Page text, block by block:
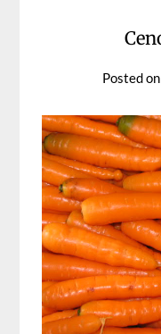
Posted on